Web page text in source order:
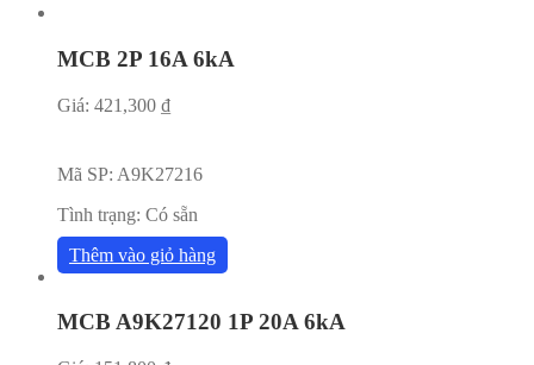
MCB 2P 16A 6kA
Giá: 421,300 ₫
Mã SP: A9K27216
Tình trạng: Có sẵn
Thêm vào giỏ hàng
MCB A9K27120 1P 20A 6kA